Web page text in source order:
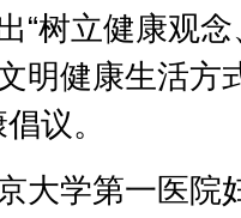
“树立健康观
明健康生活方
议。
学第一医院